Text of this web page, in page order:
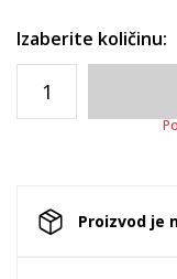
Izaberite količinu:
Proizvod je